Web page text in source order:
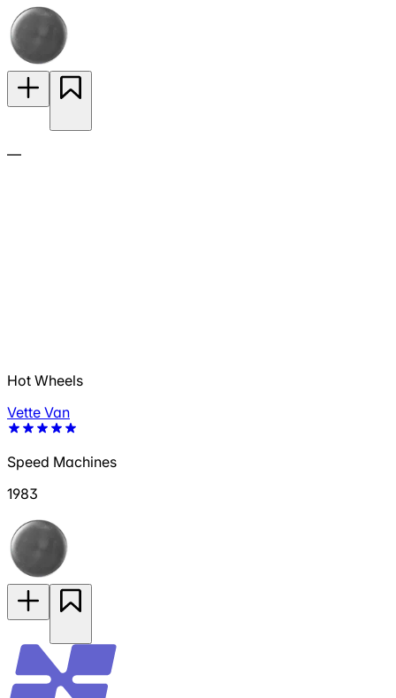
—
Hot Wheels
Vette Van
Speed Machines
1983